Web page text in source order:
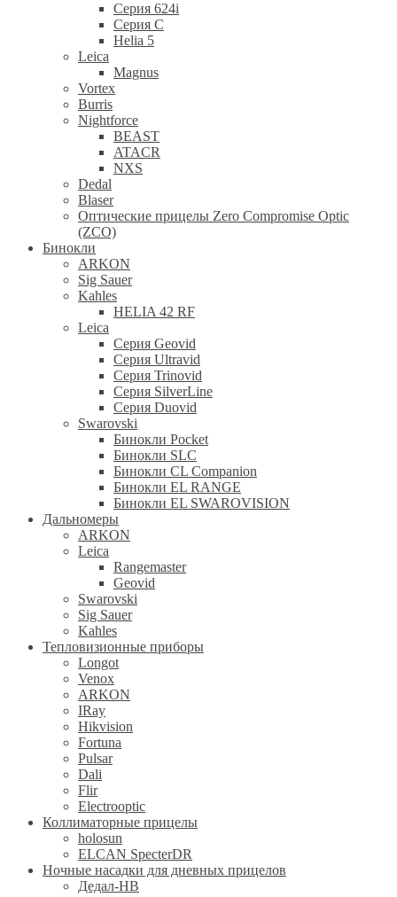
Серия 624i
Серия С
Helia 5
Leica
Magnus
Vortex
Burris
Nightforce
BEAST
ATACR
NXS
Dedal
Blaser
Оптические прицелы Zero Compromise Optic
(ZCO)
Бинокли
ARKON
Sig Sauer
Kahles
HELIA 42 RF
Leica
Серия Geovid
Серия Ultravid
Серия Trinovid
Серия SilverLine
Серия Duovid
Swarovski
Бинокли Pocket
Бинокли SLC
Бинокли CL Companion
Бинокли EL RANGE
Бинокли EL SWAROVISION
Дальномеры
ARKON
Leica
Rangemaster
Geovid
Swarovski
Sig Sauer
Kahles
Тепловизионные приборы
Longot
Venox
ARKON
IRay
Hikvision
Fortuna
Pulsar
Dali
Flir
Electrooptic
Коллиматорные прицелы
holosun
ELCAN SpecterDR
Ночные насадки для дневных прицелов
Дедал-НВ